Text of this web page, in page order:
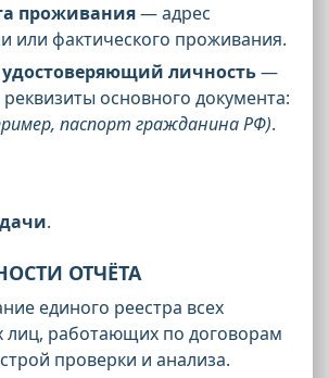
проживания— адрес
или фактического проживания.
личность—
основного документа:
паспорт гражданина РФ).
.
ОТЧЁТА
единого реестра всех
лиц, работающих по договорам
проверки и анализа.